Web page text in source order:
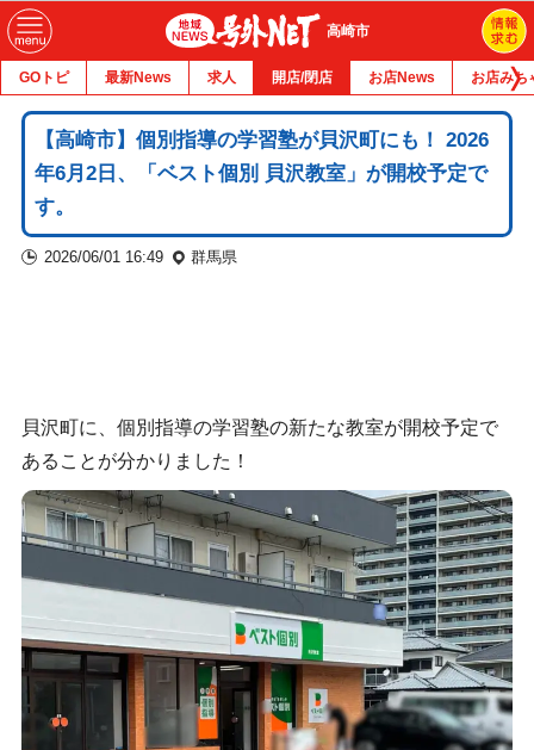
高崎市
GOトピ 最新News 求人 開店/閉店 お店News お店みち
【高崎市】個別指導の学習塾が貝沢町にも！ 2026
年6月2日、「ベスト個別 貝沢教室」が開校予定で
す。
2026/06/01 16:49 群馬県
貝沢町に、個別指導の学習塾の新たな教室が開校予定で
あることが分かりました！